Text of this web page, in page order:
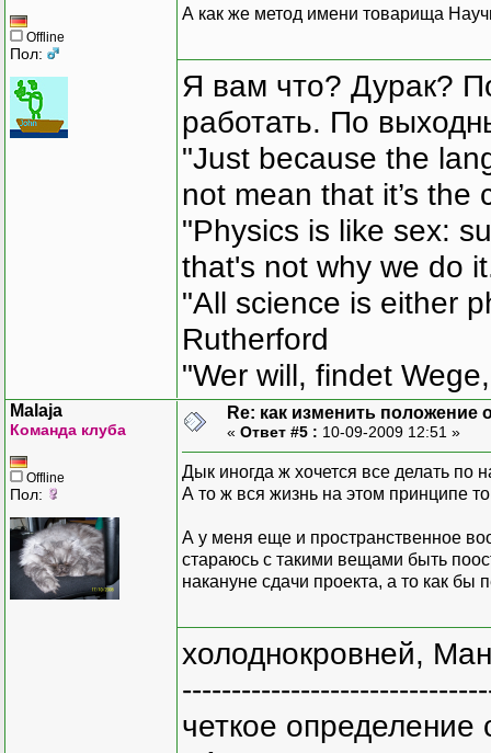
Offline
Пол:
А как же метод имени товарища
Я вам что? Дурак?
работать. По
"Just because the
not mean that it’s the
"Physics is like sex:
that's not why we do
"All science is either
Rutherford
"Wer will, findet
Malaja
Команда клуба
Offline
Пол:
Re: как изменить положение
« Ответ #5 : 10-09-2009 12:51 »
Дык иногда ж хочется все делать по
А то ж вся жизнь на этом принципе
А у меня еще и пространственное
стараюсь с такими вещами быть
накануне сдачи проекта, а то как
холоднокровней,
четкое